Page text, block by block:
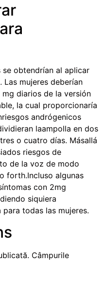
obtendrían al aplicar
Las mujeres deberían
diarios de la versión
la cual proporcionaría
andrógenicos
laampolla en dos
o cuatro días. Másallá
riesgos de
de la voz de modo
forth.Incluso algunas
con 2mg
siquiera
todas las mujeres.
Câmpurile